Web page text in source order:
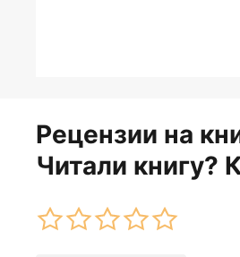
Рецензии на
Читали книгу?